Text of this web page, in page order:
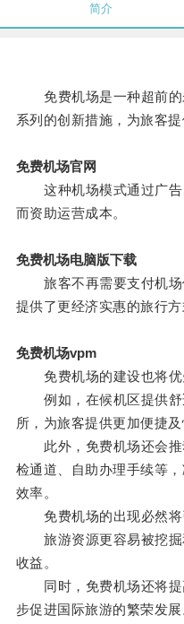
简介
免费机场是一种超前的
系列的创新措施，为旅客
免费机场官网
这种机场模式通过广告
而资助运营成本。
免费机场电脑版下载
旅客不再需要支付机场
提供了更经济实惠的旅行方
免费机场vpm
免费机场的建设也将优
例如，在候机区提供舒
所，为旅客提供更加便捷及
此外，免费机场还会推
检通道、自助办理手续等
效率。
免费机场的出现必然将
旅游资源更容易被挖掘
收益。
同时，免费机场还将提
步促进国际旅游的繁荣发展